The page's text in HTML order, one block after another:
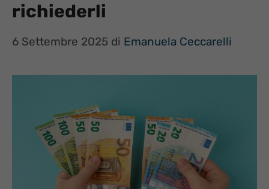
richiederli
6 Settembre 2025 di Emanuela Ceccarelli